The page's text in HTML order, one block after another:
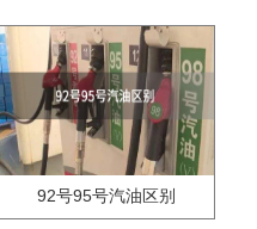
92号95号汽油区别